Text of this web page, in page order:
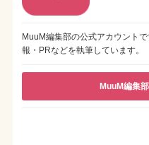
MuuM編集部の公式アカウント
報・PRなどを執筆しています。
MuuM編集